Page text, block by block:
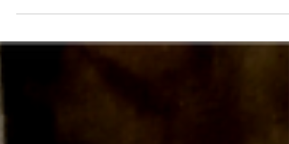
Allan Kardec, conhecido como o...